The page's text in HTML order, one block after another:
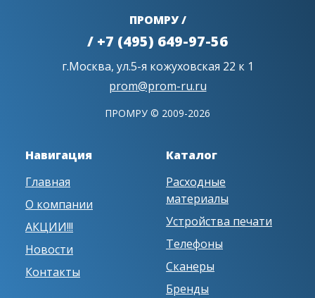
ПРОМРУ /
/ +7 (495) 649-97-56
г.Москва, ул.5-я кожуховская 22 к 1
prom@prom-ru.ru
ПРОМРУ © 2009-2026
Навигация
Главная
О компании
АКЦИИ!!!
Новости
Контакты
Каталог
Расходные
материалы
Устройства печати
Телефоны
Сканеры
Бренды